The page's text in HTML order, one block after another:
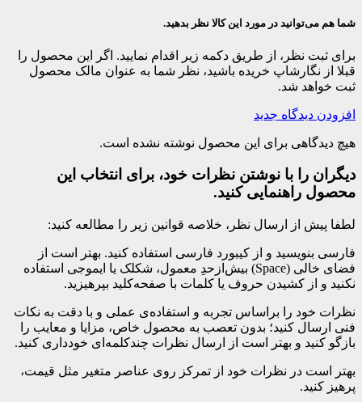
شما هم می‌توانید در مورد این کالا نظر بدهید.
برای ثبت نظر، از طریق دکمه زیر اقدام نمایید. اگر این محصول را
قبلا از نگارشاپ خریده باشید، نظر شما به عنوان مالک محصول
ثبت خواهد شد.
افزودن دیدگاه جدید
هیچ دیدگاهی برای این محصول نوشته نشده است.
دیگران را با نوشتن نظرات خود، برای انتخاب این
محصول راهنمایی کنید.
لطفا پیش از ارسال نظر، خلاصه قوانین زیر را مطالعه کنید:
فارسی بنویسید و از کیبورد فارسی استفاده کنید. بهتر است از
فضای خالی (Space) بیش‌از‌حدِ معمول، شکلک یا ایموجی استفاده
نکنید و از کشیدن حروف یا کلمات با صفحه‌کلید بپرهیزید.
نظرات خود را براساس تجربه و استفاده‌ی عملی و با دقت به نکات
فنی ارسال کنید؛ بدون تعصب به محصول خاص، مزایا و معایب را
بازگو کنید و بهتر است از ارسال نظرات چندکلمه‌‌ای خودداری کنید.
بهتر است در نظرات خود از تمرکز روی عناصر متغیر مثل قیمت،
پرهیز کنید.